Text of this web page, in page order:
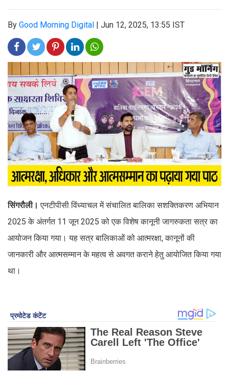
By Good Morning Digital | Jun 12, 2025, 13:55 IST
सिंगरौली। एनटीपीसी विंध्याचल में संचालित बालिका सशक्तिकरण अभियान
2025 के अंतर्गत 11 जून 2025 को एक विशेष कानूनी जागरुकता सत्र का
आयोजन किया गया। यह सत्र बालिकाओं को आत्मरक्षा, कानूनों की
जानकारी और आत्मसम्मान के महत्व से अवगत कराने हेतु आयोजित किया गया
था।